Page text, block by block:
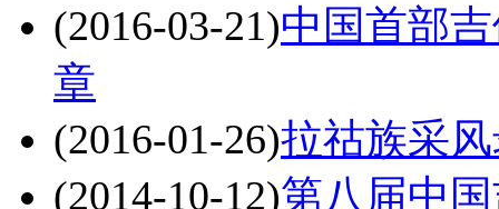
(2016-03-21)中国首部
章
(2016-01-26)拉祜族采
(2014-10-12)第八届中